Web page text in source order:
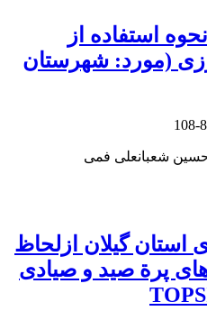
استفاده از
(مورد: شهرستان
شعبانعلی فمی
استان گیلان ازلحاظ
پرة صید و صیادی